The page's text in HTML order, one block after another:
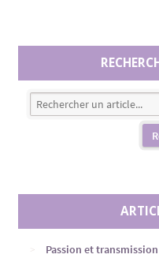
Passion et